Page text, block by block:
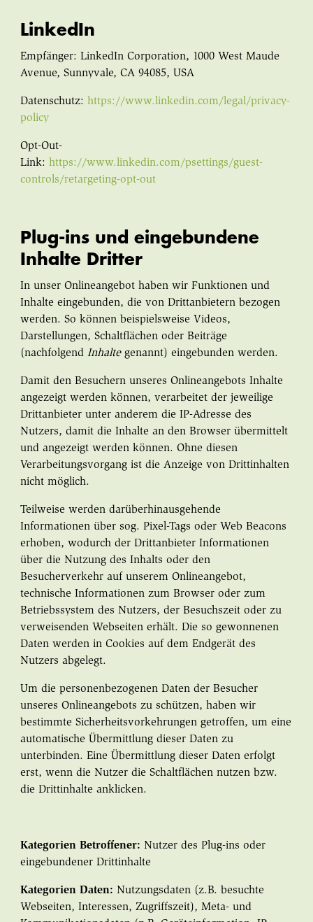
LinkedIn
Empfänger: LinkedIn Corporation, 1000 West Maude
Avenue, Sunnyvale, CA 94085, USA
Datenschutz: https://www.linkedin.com/legal/privacy-
policy
Opt-Out-
Link: https://www.linkedin.com/psettings/guest-
controls/retargeting-opt-out
Plug-ins und eingebundene
Inhalte Dritter
In unser Onlineangebot haben wir Funktionen und
Inhalte eingebunden, die von Drittanbietern bezogen
werden. So können beispielsweise Videos,
Darstellungen, Schaltflächen oder Beiträge
(nachfolgend Inhaltegenannt) eingebunden werden.
Damit den Besuchern unseres Onlineangebots Inhalte
angezeigt werden können, verarbeitet der jeweilige
Drittanbieter unter anderem die IP-Adresse des
Nutzers, damit die Inhalte an den Browser übermittelt
und angezeigt werden können. Ohne diesen
Verarbeitungsvorgang ist die Anzeige von Drittinhalten
nicht möglich.
Teilweise werden darüberhinausgehende
Informationen über sog. Pixel-Tags oder Web Beacons
erhoben, wodurch der Drittanbieter Informationen
über die Nutzung des Inhalts oder den
Besucherverkehr auf unserem Onlineangebot,
technische Informationen zum Browser oder zum
Betriebssystem des Nutzers, der Besuchszeit oder zu
verweisenden Webseiten erhält. Die so gewonnenen
Daten werden in Cookies auf dem Endgerät des
Nutzers abgelegt.
Um die personenbezogenen Daten der Besucher
unseres Onlineangebots zu schützen, haben wir
bestimmte Sicherheitsvorkehrungen getroffen, um eine
automatische Übermittlung dieser Daten zu
unterbinden. Eine Übermittlung dieser Daten erfolgt
erst, wenn die Nutzer die Schaltflächen nutzen bzw.
die Drittinhalte anklicken.
Kategorien Betroffener: Nutzer des Plug-ins oder
eingebundener Drittinhalte
Kategorien Daten: Nutzungsdaten (z.B. besuchte
Webseiten, Interessen, Zugriffszeit), Meta- und